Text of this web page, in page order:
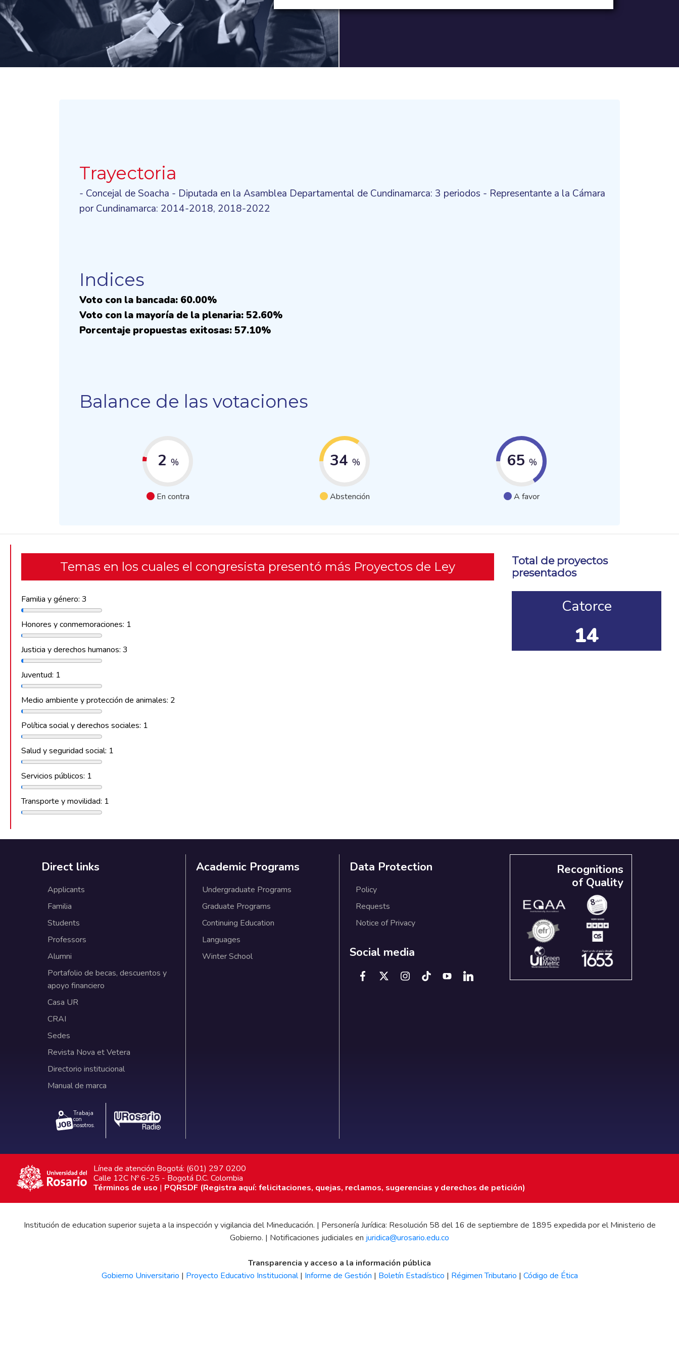
Trayectoria
- Concejal de Soacha - Diputada en la Asamblea Departamental de Cundinamarca: 3 periodos - Representante a la Cámara
por Cundinamarca: 2014-2018, 2018-2022
Indices
Voto con la bancada: 60.00%
Voto con la mayoría de la plenaria: 52.60%
Porcentaje propuestas exitosas: 57.10%
Balance de las votaciones
2 %
En contra
34 %
Abstención
65 %
A favor
Temas en los cuales el congresista presentó más Proyectos de Ley
Familia y género: 3
Honores y conmemoraciones: 1
Justicia y derechos humanos: 3
Juventud: 1
Medio ambiente y protección de animales: 2
Política social y derechos sociales: 1
Salud y seguridad social: 1
Servicios públicos: 1
Transporte y movilidad: 1
Total de proyectos
presentados
Catorce
14
Direct links
Applicants
Familia
Students
Professors
Alumni
Portafolio de becas, descuentos y
apoyo financiero
Casa UR
CRAI
Sedes
Revista Nova et Vetera
Directorio institucional
Manual de marca
Trabaja
con
nosotros.
Academic Programs
Undergraduate Programs
Graduate Programs
Continuing Education
Languages
Winter School
Data Protection
Policy
Requests
Notice of Privacy
Social media
Recognitions
of Quality
Línea de atención Bogotá: (601) 297 0200
Calle 12C Nº 6-25 - Bogotá D.C. Colombia
Términos de uso | PQRSDF (Registra aquí: felicitaciones, quejas, reclamos, sugerencias y derechos de petición)
Institución de education superior sujeta a la inspección y vigilancia del Mineducación. | Personería Jurídica: Resolución 58 del 16 de septiembre de 1895 expedida por el Ministerio de
Gobierno. | Notificaciones judiciales en juridica@urosario.edu.co
Transparencia y acceso a la información pública
Gobierno Universitario | Proyecto Educativo Institucional| Informe de Gestión | Boletín Estadístico | Régimen Tributario | Código de Ética